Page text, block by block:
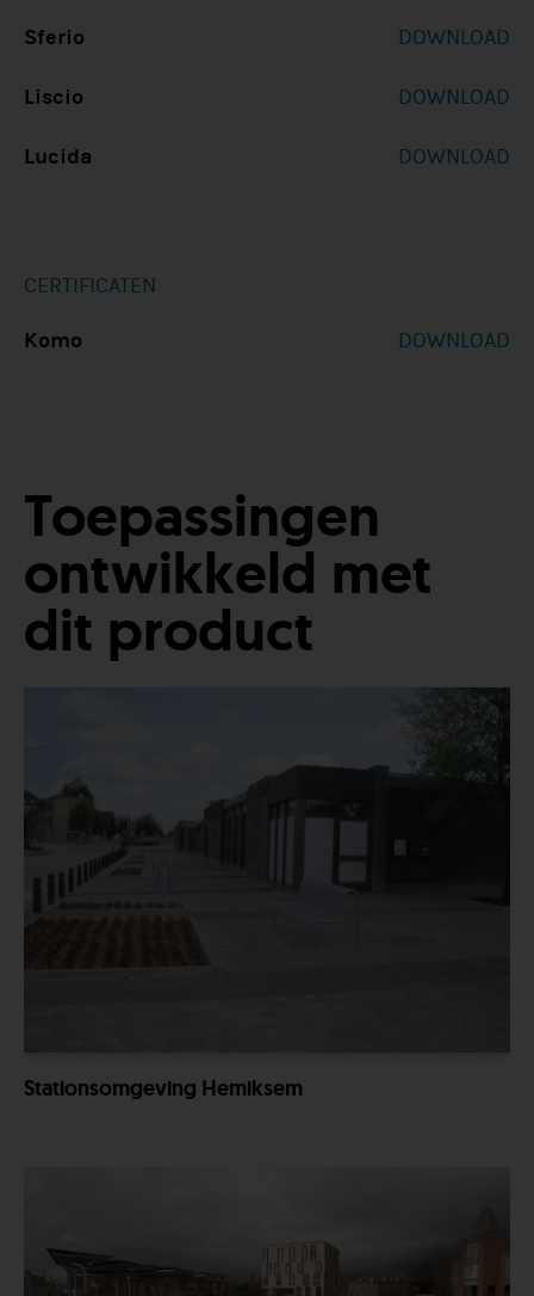
Sferio DOWNLOAD
Liscio DOWNLOAD
Lucida DOWNLOAD
CERTIFICATEN
Komo DOWNLOAD
Toepassingen
ontwikkeld met
dit product
Stationsomgeving Hemiksem